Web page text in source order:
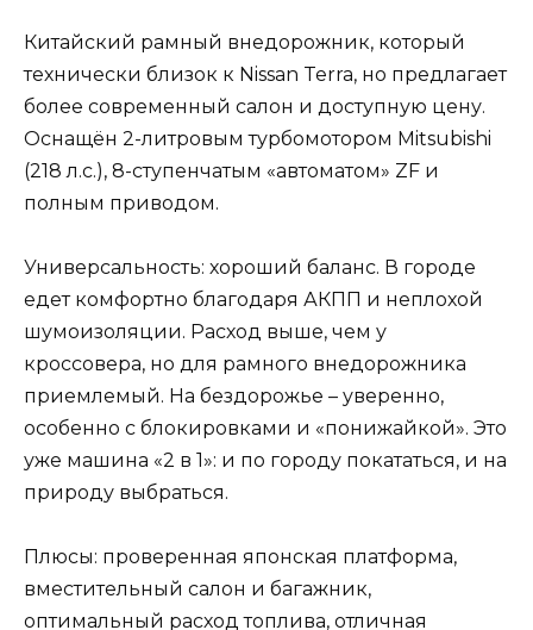
Китайский рамный внедорожник, который
технически близок к Nissan Terra, но предлагает
более современный салон и доступную цену.
Оснащён 2-литровым турбомотором Mitsubishi
(218 л.с.), 8-ступенчатым «автоматом» ZF и
полным приводом.
Универсальность: хороший баланс. В городе
едет комфортно благодаря АКПП и неплохой
шумоизоляции. Расход выше, чем у
кроссовера, но для рамного внедорожника
приемлемый. На бездорожье – уверенно,
особенно с блокировками и «понижайкой». Это
уже машина «2 в 1»: и по городу покататься, и на
природу выбраться.
Плюсы: проверенная японская платформа,
вместительный салон и багажник,
оптимальный расход топлива, отличная